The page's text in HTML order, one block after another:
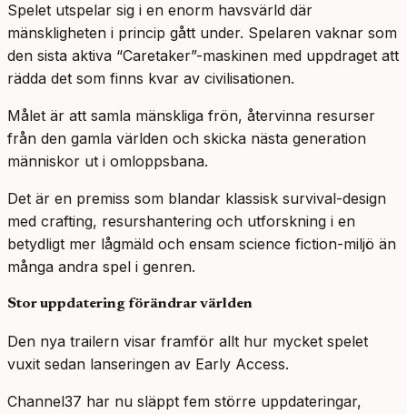
Spelet utspelar sig i en enorm havsvärld där
mänskligheten i princip gått under. Spelaren vaknar som
den sista aktiva “Caretaker”-maskinen med uppdraget att
rädda det som finns kvar av civilisationen.
Målet är att samla mänskliga frön, återvinna resurser
från den gamla världen och skicka nästa generation
människor ut i omloppsbana.
Det är en premiss som blandar klassisk survival-design
med crafting, resurshantering och utforskning i en
betydligt mer lågmäld och ensam science fiction-miljö än
många andra spel i genren.
Stor uppdatering förändrar världen
Den nya trailern visar framför allt hur mycket spelet
vuxit sedan lanseringen av Early Access.
Channel37 har nu släppt fem större uppdateringar,